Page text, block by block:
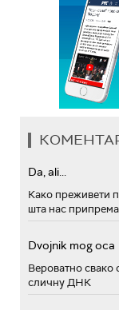
Da, ali...
Како преживети
шта нас
Dvojnik mog oca
Вероватно свако
сличну ДНК